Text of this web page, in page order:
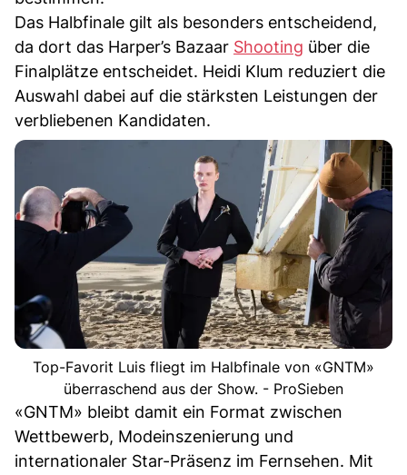
Das Halbfinale gilt als besonders entscheidend,
da dort das Harper’s Bazaar Shooting über die
Finalplätze entscheidet. Heidi Klum reduziert die
Auswahl dabei auf die stärksten Leistungen der
verbliebenen Kandidaten.
Top-Favorit Luis fliegt im Halbfinale von «GNTM»
überraschend aus der Show. - ProSieben
«GNTM» bleibt damit ein Format zwischen
Wettbewerb, Modeinszenierung und
internationaler Star-Präsenz im Fernsehen. Mit